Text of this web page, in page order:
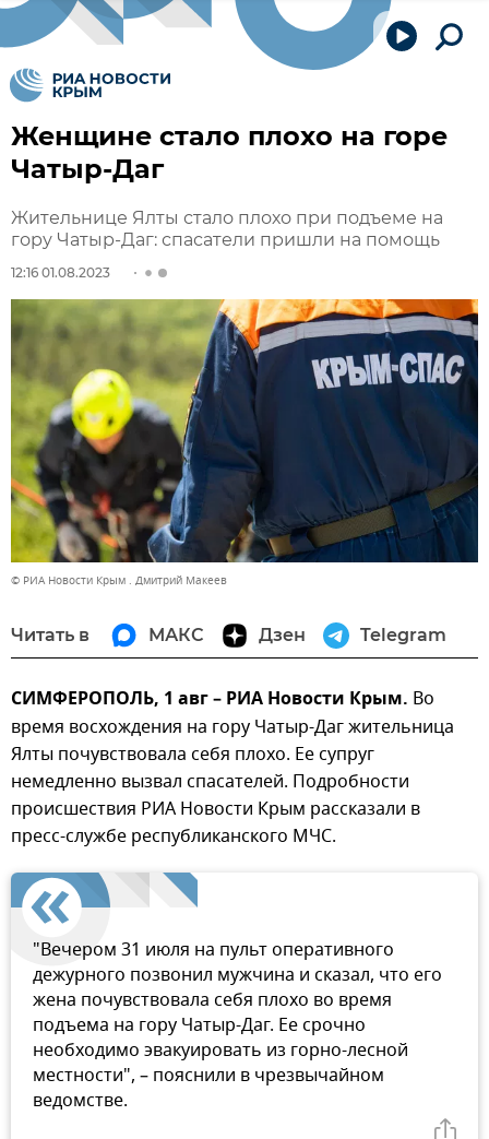
Женщине стало плохо на горе
Чатыр-Даг
Жительнице Ялты стало плохо при подъеме на
гору Чатыр-Даг: спасатели пришли на помощь
12:16 01.08.2023
© РИА Новости Крым . Дмитрий Макеев
Читать в МАКС Дзен Telegram
СИМФЕРОПОЛЬ, 1 авг – РИА Новости Крым. Во
время восхождения на гору Чатыр-Даг жительница
Ялты почувствовала себя плохо. Ее супруг
немедленно вызвал спасателей. Подробности
происшествия РИА Новости Крым рассказали в
пресс-службе республиканского МЧС.
"Вечером 31 июля на пульт оперативного
дежурного позвонил мужчина и сказал, что его
жена почувствовала себя плохо во время
подъема на гору Чатыр-Даг. Ее срочно
необходимо эвакуировать из горно-лесной
местности", – пояснили в чрезвычайном
ведомстве.